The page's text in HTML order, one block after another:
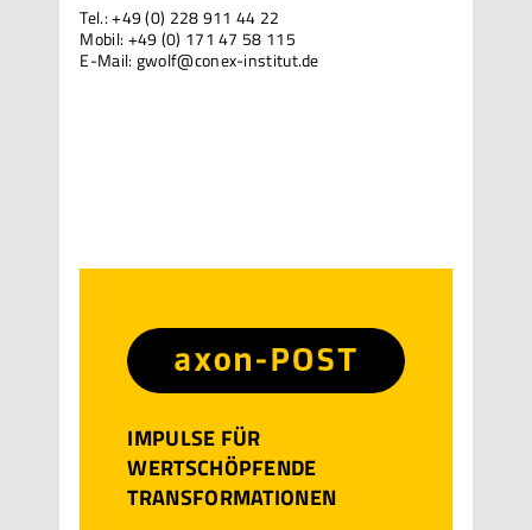
Tel.: +49 (0) 228 911 44 22
Mobil: +49 (0) 171 47 58 115
E-Mail:gwolf@conex-institut.de
IMPULSE FÜR
WERTSCHÖPFENDE
TRANSFORMATIONEN